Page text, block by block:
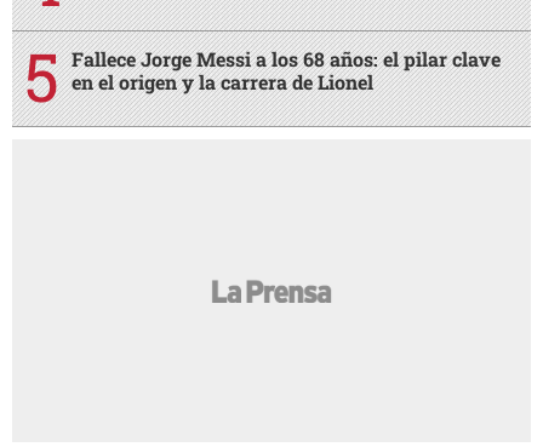
Fallece Jorge Messi a los 68 años: el pilar clave
en el origen y la carrera de Lionel